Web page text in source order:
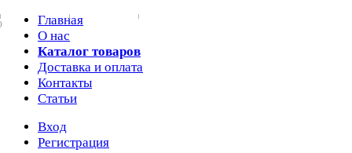
Главная
О нас
Каталог товаров
Доставка и оплата
Контакты
Статьи
Вход
Регистрация